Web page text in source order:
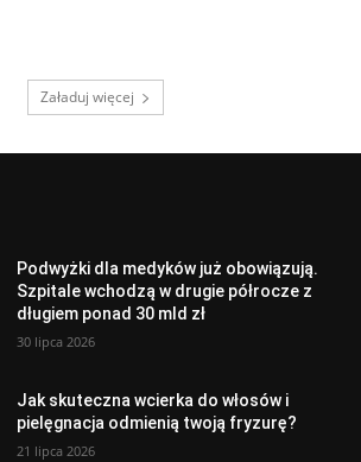
Załaduj więcej
Podwyżki dla medyków już obowiązują.
Szpitale wchodzą w drugie półrocze z
długiem ponad 30 mld zł
30 lipca 2026
Jak skuteczna wcierka do włosów i
pielęgnacja odmienią twoją fryzurę?
21 lipca 2026